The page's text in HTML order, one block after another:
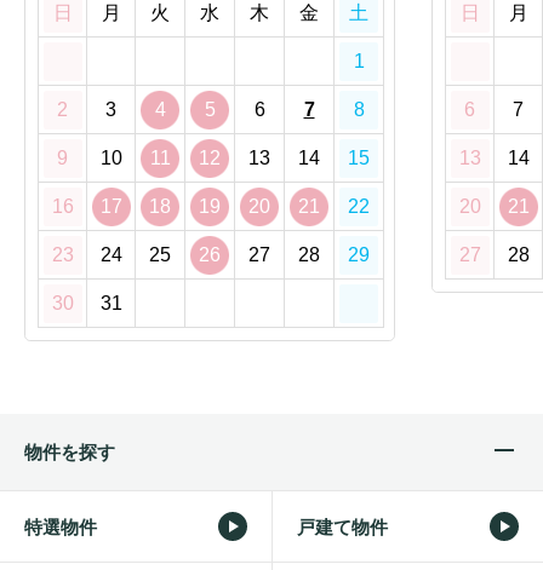
日 月 火 水 木 金 土
1
2 3 4 5 6 7 8
9 10 11 12 13 14 15
16 17 18 19 20 21 22
23 24 25 26 27 28 29
30 31
日 月
6 7
13 14
20 21
27 28
物件を探す
特選物件 戸建て物件